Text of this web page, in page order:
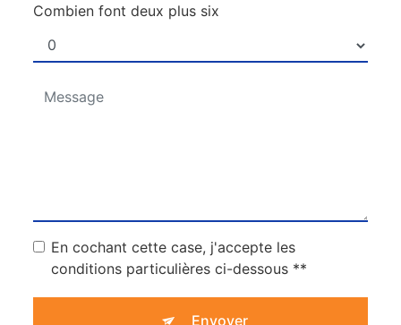
Combien font deux plus six
En cochant cette case, j'accepte les
conditions particulières ci-dessous **
Envoyer